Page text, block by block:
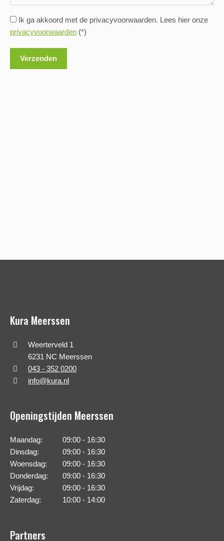
Ik ga akkoord met de privacyvoorwaarden. Lees hier onze
privacyvoorwaarden (*)
Kura Meerssen
Weerterveld 1
6231 NC Meerssen
043 - 352 0200
info@kura.nl
Openingstijden Meerssen
Maandag:
09:00 - 16:30
Dinsdag:
09:00 - 16:30
Woensdag:
09:00 - 16:30
Donderdag:
09:00 - 16:30
Vrijdag:
09:00 - 16:30
Zaterdag:
10:00 - 14:00
Partners